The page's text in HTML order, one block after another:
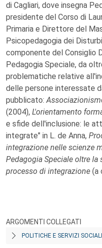
di Cagliari, dove insegna
presidente del Corso di
Primaria e Direttore del
Psicopedagogia dei
componente del Consiglio
Pedagogia Speciale, da
problematiche relative
delle persone interessate
pubblicato:
(2004), L'orientamento
e sfide dell'inclusione: le
integrate" in L. de Anna,
integrazione nelle scienze
Pedagogia Speciale oltre
processo di integrazione (a
ARGOMENTI COLLEGATI
POLITICHE E SERVIZI SOCIALI